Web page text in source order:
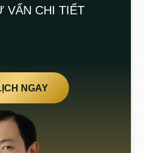
VẤN CHI TIẾT
NGAY